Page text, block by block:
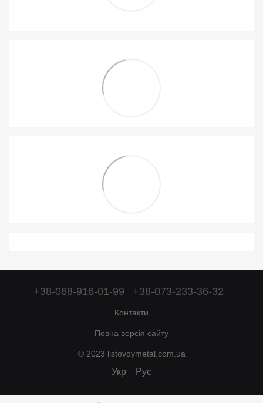
+38-068-916-01-99 +38-073-233-36-32
Контакти
Повна версія сайту
© 2023 listovoymetal.com.ua
Укр Рус